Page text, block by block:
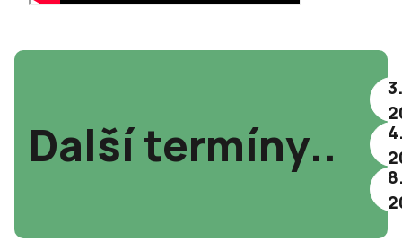
Další termíny..